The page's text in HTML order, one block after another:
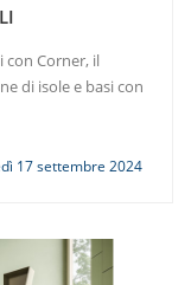
con Corner, il
di isole e basi con
17 settembre 2024